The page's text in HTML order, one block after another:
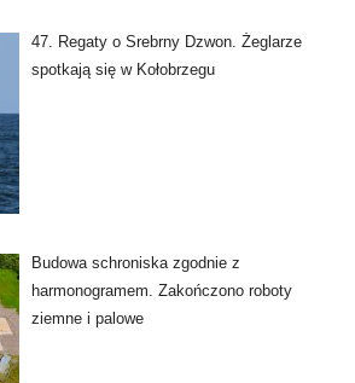
47. Regaty o Srebrny Dzwon. Żeglarze
spotkają się w Kołobrzegu
Budowa schroniska zgodnie z
harmonogramem. Zakończono roboty
ziemne i palowe